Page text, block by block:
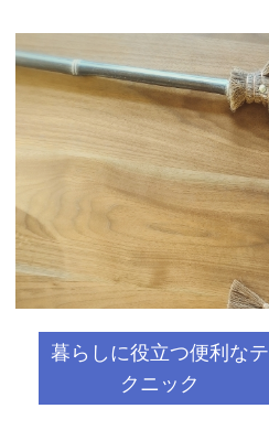
暮らしに役立つ便利なテ
クニック